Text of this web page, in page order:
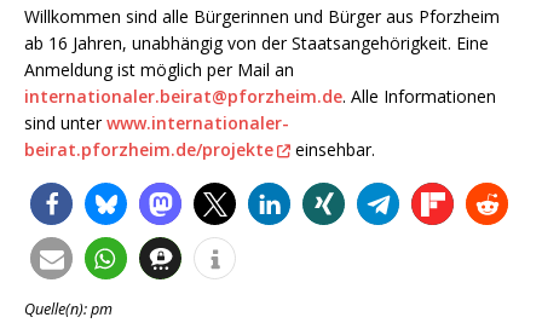
Willkommen sind alle Bürgerinnen und Bürger aus Pforzheim
ab 16 Jahren, unabhängig von der Staatsangehörigkeit. Eine
Anmeldung ist möglich per Mail an
internationaler.beirat@pforzheim.de. Alle Informationen
sind unterwww.internationaler-
beirat.pforzheim.de/projekte
einsehbar.
Quelle(n): pm